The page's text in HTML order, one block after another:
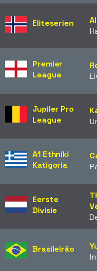
Eliteserien
Premier
League
Jupiler Pro
League
A1 Ethniki
Katigoria
Eerste
Divisie
Brasileirão